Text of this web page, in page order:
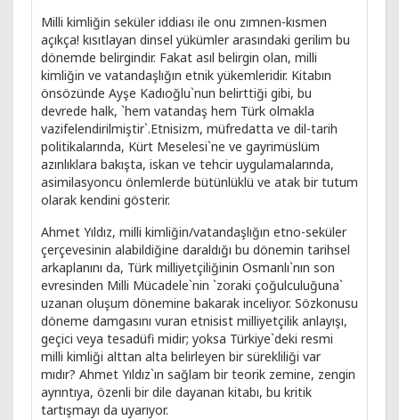
Milli kimliğin seküler iddiası ile onu zımnen-kısmen
açıkça! kısıtlayan dinsel yükümler arasındaki gerilim bu
dönemde belirgindir. Fakat asıl belirgin olan, milli
kimliğin ve vatandaşlığın etnik yükemleridir. Kitabın
önsözünde Ayşe Kadıoğlu`nun belirttiği gibi, bu
devrede halk, `hem vatandaş hem Türk olmakla
vazifelendirilmiştir`.Etnisizm, müfredatta ve dil-tarih
politikalarında, Kürt Meselesi`ne ve gayrimüslüm
azınlıklara bakışta, iskan ve tehcir uygulamalarında,
asimilasyoncu önlemlerde bütünlüklü ve atak bir tutum
olarak kendini gösterir.
Ahmet Yıldız, milli kimliğin/vatandaşlığın etno-seküler
çerçevesinin alabildiğine daraldığı bu dönemin tarihsel
arkaplanını da, Türk milliyetçiliğinin Osmanlı`nın son
evresinden Milli Mücadele`nin `zoraki çoğulculuğuna`
uzanan oluşum dönemine bakarak inceliyor. Sözkonusu
döneme damgasını vuran etnisist milliyetçilik anlayışı,
geçici veya tesadüfi midir; yoksa Türkiye`deki resmi
milli kimliği alttan alta belirleyen bir sürekliliği var
mıdır? Ahmet Yıldız`ın sağlam bir teorik zemine, zengin
ayrıntıya, özenli bir dile dayanan kitabı, bu kritik
tartışmayı da uyarıyor.